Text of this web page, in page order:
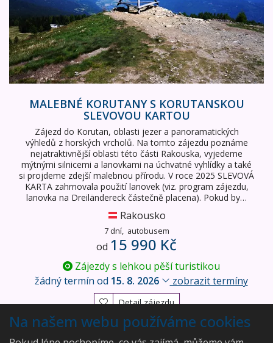
MALEBNÉ KORUTANY S KORUTANSKOU
SLEVOVOU KARTOU
Zájezd do Korutan, oblasti jezer a panoramatických
výhledů z horských vrcholů. Na tomto zájezdu poznáme
nejatraktivnější oblasti této části Rakouska, vyjedeme
mýtnými silnicemi a lanovkami na úchvatné vyhlídky a také
si projdeme zdejší malebnou přírodu. V roce 2025 SLEVOVÁ
KARTA zahrnovala použití lanovek (viz. program zájezdu,
lanovka na Dreiländereck částečně placena). Pokud by…
Rakousko
7 dní, autobusem
od 15 990 Kč
Zájezdy s lehkou pěší turistikou
žádný termín od 15. 8. 2026 zobrazit termíny
Detail zájezdu
Na našem webu používáme cookies